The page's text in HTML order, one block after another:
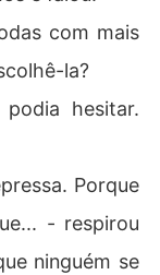
com mais
la?
hesitar.
Porque
- respirou
ninguém se